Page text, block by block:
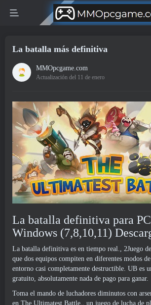
La batalla más definitiva
MMOpcgame.com
Actualización del 11 de enero
La batalla definitiva para
Windows (7,8,10,11)
La batalla definitiva es en tiempo real., 2Juego
que dos equipos compiten en diferentes modos
entorno casi completamente destructible. UB es
gratuito, absolutamente nada de pago para ganar.
Toma el mando de luchadores diminutos con
en The Ultimatest Battle., un juego de lucha de